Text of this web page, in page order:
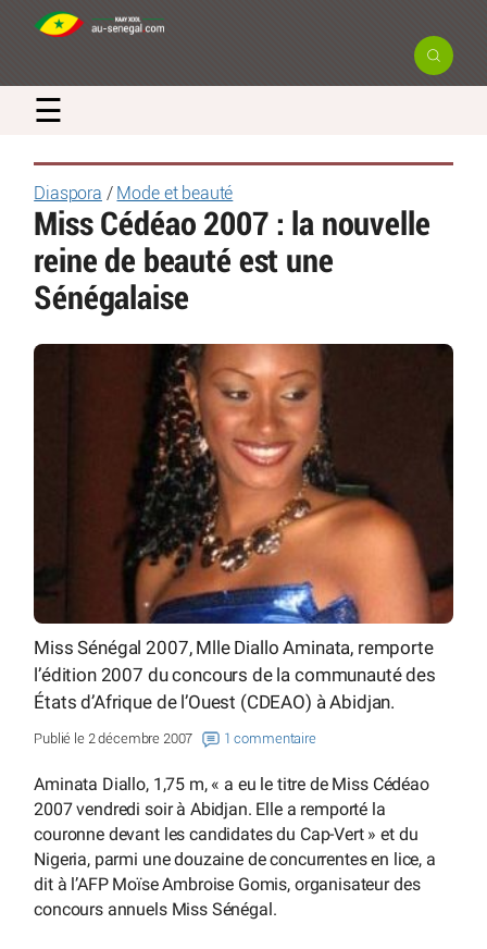
☰
Diaspora / Mode et beauté
Miss Cédéao 2007 : la nouvelle
reine de beauté est une
Sénégalaise
Miss Sénégal 2007, Mlle Diallo Aminata, remporte
l’édition 2007 du concours de la communauté des
États d’Afrique de l’Ouest (CDEAO) à Abidjan.
Publié le 2 décembre 2007 1 commentaire
Aminata Diallo, 1,75 m, « a eu le titre de Miss Cédéao
2007 vendredi soir à Abidjan. Elle a remporté la
couronne devant les candidates du Cap-Vert » et du
Nigeria, parmi une douzaine de concurrentes en lice, a
dit à l’AFP Moïse Ambroise Gomis, organisateur des
concours annuels Miss Sénégal.